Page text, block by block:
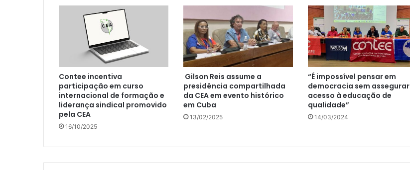
Contee incentiva
participação em curso
internacional de formação e
liderança sindical promovido
pela CEA
16/10/2025
Gilson Reis assume a
presidência compartilhada
da CEA em evento histórico
em Cuba
13/02/2025
“É impossível pensar em
democracia sem assegurar
acesso à educação de
qualidade”
14/03/2024